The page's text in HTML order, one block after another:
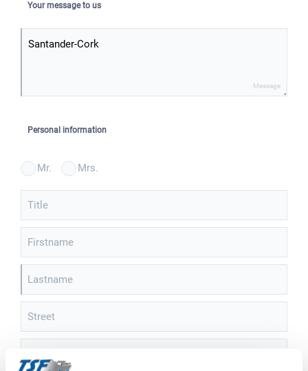
Your message to us
Message
Personal information
Mr. Mrs.
Title
Firstname
Lastname
Street